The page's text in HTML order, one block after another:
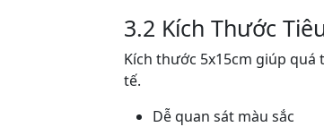
3.2 Kích Thước
Kích thước 5x15cm giúp
tế.
Dễ quan sát màu sắc